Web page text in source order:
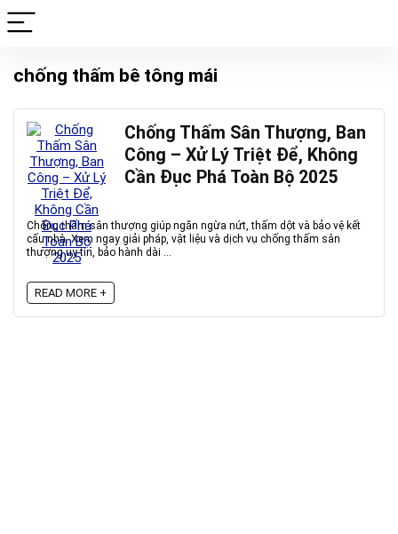
chống thấm bê tông mái
Chống Thấm Sân Thượng, Ban
Công – Xử Lý Triệt Để, Không
Cần Đục Phá Toàn Bộ 2025
Chống thấm sân thượng giúp ngăn ngừa nứt, thấm dột và bảo vệ kết
cấu nhà. Xem ngay giải pháp, vật liệu và dịch vụ chống thấm sân
thượng uy tín, bảo hành dài ...
READ MORE +